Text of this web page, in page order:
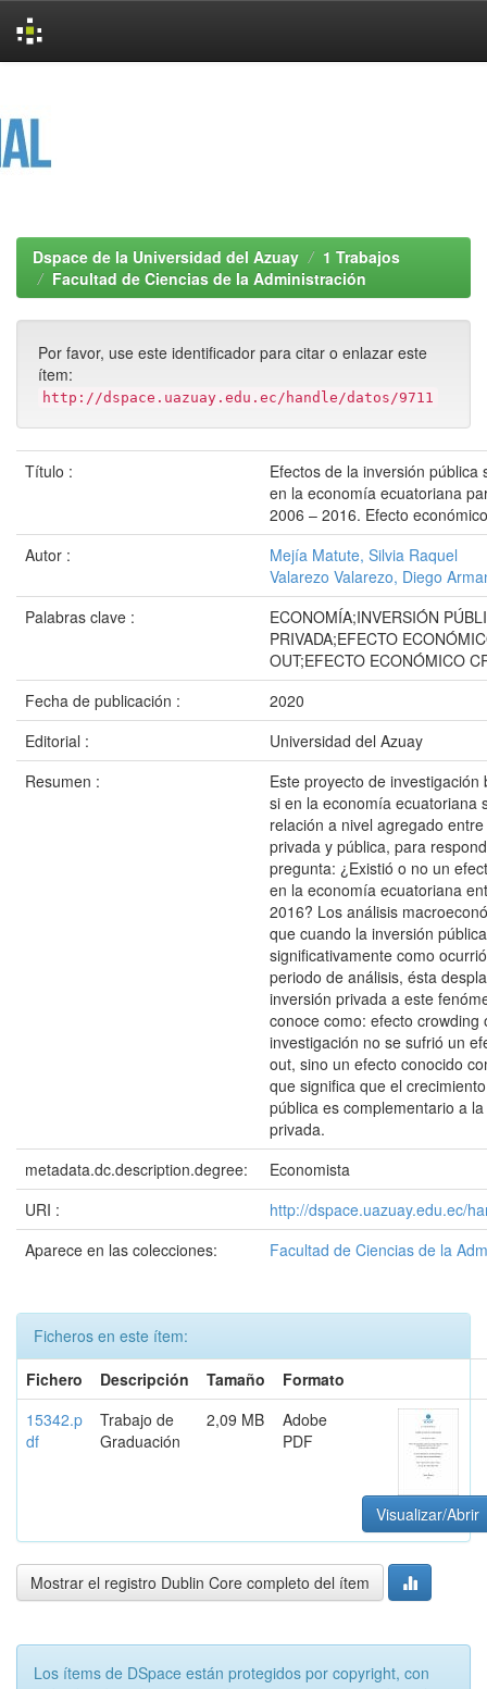
Dspace de la Universidad del Azuay
1 Trabajos
Facultad de Ciencias de la Administración
Por favor, use este identificador para citar o enlazar este
ítem:
http://dspace.uazuay.edu.ec/handle/datos/9711
Título :
Efectos de la inversión pública
en la economía ecuatoriana
2006 – 2016. Efecto
Autor :
Mejía Matute, Silvia Raquel
Valarezo Valarezo, Diego
Palabras clave :
ECONOMÍA;INVERSIÓN
PRIVADA;EFECTO
OUT;EFECTO ECONÓMICO
Fecha de publicación :
2020
Editorial :
Universidad del Azuay
Resumen :
Este proyecto de investigación
si en la economía ecuatoriana
relación a nivel agregado
privada y pública, para
pregunta: ¿Existió o no un
en la economía ecuatoriana
2016? Los análisis
que cuando la inversión
significativamente como
periodo de análisis, ésta
inversión privada a este
conoce como: efecto crowding
investigación no se sufrió un
out, sino un efecto conocido
que significa que el
pública es complementario a
privada.
metadata.dc.description.degree:
Economista
URI :
http://dspace.uazuay.edu.ec/
Aparece en las colecciones:
Facultad de Ciencias de la
Ficheros en este ítem:
Fichero
Descripción Tamaño
Formato
15342.p
df
Trabajo de
Graduación
2,09 MB
Adobe
PDF
Visualizar/Abrir
Mostrar el registro Dublin Core completo del ítem
Los ítems de DSpace están protegidos por copyright, con